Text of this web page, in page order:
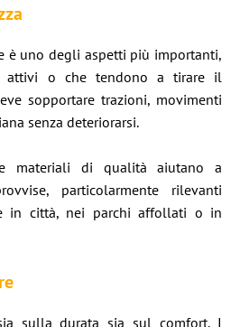
è uno degli aspetti più importanti,
attivi o che tendono a tirare il
sopportare trazioni, movimenti
senza deteriorarsi.
materiali di qualità aiutano a
particolarmente rilevanti
in città, nei parchi affollati o in
sulla durata sia sul comfort. I